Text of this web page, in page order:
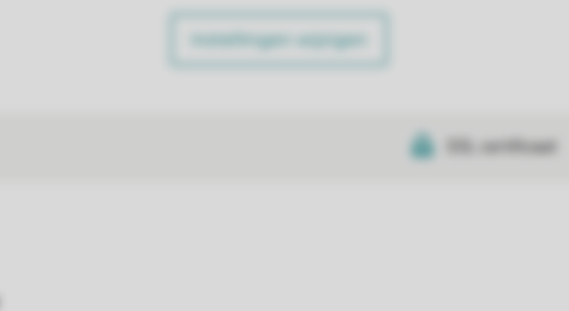
Instellingen wijzigen
SSL certificaat